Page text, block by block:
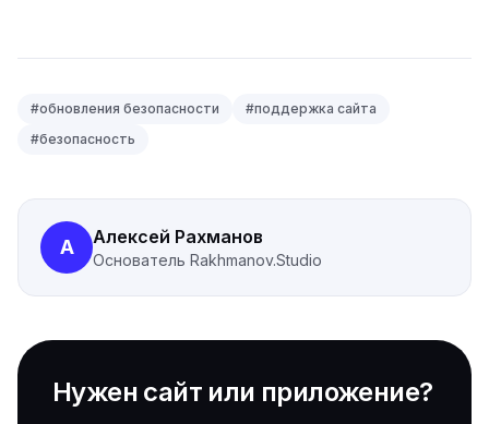
#обновления безопасности #поддержка сайта
#безопасность
А Алексей Рахманов
Основатель Rakhmanov.Studio
Нужен сайт или приложение?